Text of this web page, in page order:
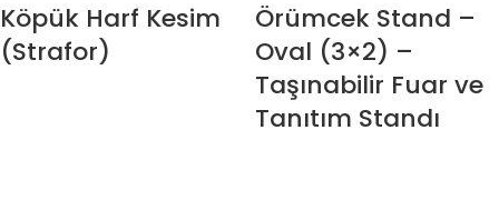
Köpük Harf Kesim
(Strafor)
Örümcek Stand –
Oval (3×2) –
Taşınabilir Fuar ve
Tanıtım Standı